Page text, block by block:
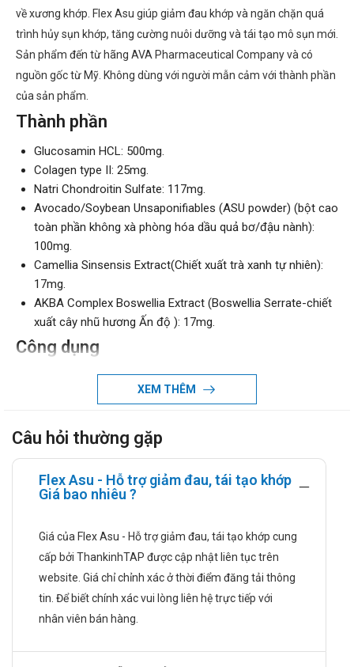
về xương khớp. Flex Asu giúp giảm đau khớp và ngăn chặn quá
trình hủy sụn khớp, tăng cường nuôi dưỡng và tái tạo mô sụn mới.
Sản phẩm đến từ hãng AVA Pharmaceutical Company và có
nguồn gốc từ Mỹ. Không dùng với người mẫn cảm với thành phần
của sản phẩm.
Thành phần
Glucosamin HCL: 500mg.
Colagen type II: 25mg.
Natri Chondroitin Sulfate: 117mg.
Avocado/Soybean Unsaponifiables (ASU powder) (bột cao
toàn phần không xà phòng hóa dầu quả bơ/đậu nành):
100mg.
Camellia Sinsensis Extract(Chiết xuất trà xanh tự nhiên):
17mg.
AKBA Complex Boswellia Extract (Boswellia Serrate-chiết
xuất cây nhũ hương Ấn độ ): 17mg.
Công dụng
Giúp giảm đau khớp.
Ngăn chặn quá trình hủy sụn khớp, tăng cường nuôi dưỡng
Tăng số lượng và chất lượng dịch nhớt trong ổ khớp.
Tăng sự liên kết giữa gân, cơ, dây chằng và sụn khớp, giúp
khớp vận động dễ dàng.
Đối tượng sử dụng
Liều dùng và cách dùng
Liều dùng:
Liều tấn công: Ngày uống 3 lần, mỗi lần 1 viên với nước
hoặc theo sự chỉ dẫn của nhân viên y tế.
XEM THÊM
Câu hỏi thường gặp
Flex Asu - Hỗ trợ giảm đau, tái tạo khớp
Giá bao nhiêu ?
Giá của Flex Asu - Hỗ trợ giảm đau, tái tạo khớp cung
cấp bởi ThankinhTAP được cập nhật liên tục trên
website. Giá chỉ chỉnh xác ở thời điểm đăng tải thông
tin. Để biết chính xác vui lòng liên hệ trực tiếp với
nhân viên bán hàng.